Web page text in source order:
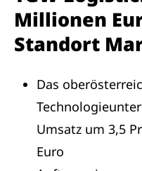
Millionen
Standort
Das
Umsatz um 3,5
Euro